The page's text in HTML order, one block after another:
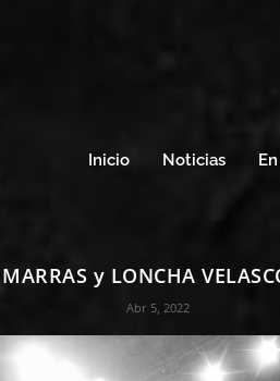
Inicio Noticias
y LONCHA
Abr 5, 2022